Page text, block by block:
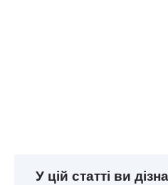
У цій статті ви